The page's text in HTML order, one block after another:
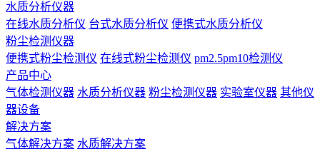
水质分析仪器
在线水质分析仪 台式水质分析仪 便携式水质分析仪
粉尘检测仪器
便携式粉尘检测仪 在线式粉尘检测仪 pm2.5pm10检测仪
产品中心
气体检测仪器 水质分析仪器 粉尘检测仪器 实验室仪器 其他仪
器设备
解决方案
气体解决方案 水质解决方案